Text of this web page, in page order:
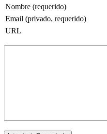
Nombre (requerido)
Email (privado, requerido)
URL